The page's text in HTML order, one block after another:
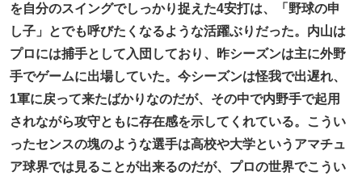
を自分のスイングでしっかり捉えた4安打は、「野球の申
し子」とでも呼びたくなるような活躍ぶりだった。内山は
プロには捕手として入団しており、昨シーズンは主に外野
手でゲームに出場していた。今シーズンは怪我で出遅れ、
1軍に戻って来たばかりなのだが、その中で内野手で起用
されながら攻守ともに存在感を示してくれている。こうい
ったセンスの塊のような選手は高校や大学というアマチュ
ア球界では見ることが出来るのだが、プロの世界でこうい